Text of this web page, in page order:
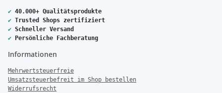
✔ 40.000+ Qualitätsprodukte
✔ Trusted Shops zertifiziert
✔ Schneller Versand
✔ Persönliche Fachberatung
Informationen
Mehrwertsteuerfreie
Umsatzsteuerbefreit im Shop bestellen
Widerrufsrecht